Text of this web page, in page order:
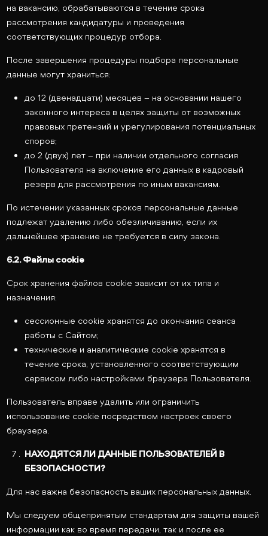
на вакансию, обрабатываются в течение срока
рассмотрения кандидатуры и проведения
соответствующих процедур отбора.
После завершения процедуры подбора персональные
данные могут храниться:
до 12 (двенадцати) месяцев – на основании нашего
законного интереса в целях защиты от возможных
правовых претензий и урегулирования потенциальных
споров;
до 2 (двух) лет – при наличии отдельного согласия
Пользователя на включение его данных в кадровый
резерв для рассмотрения по иным вакансиям.
По истечении указанных сроков персональные данные
подлежат удалению либо обезличиванию, если их
дальнейшее хранение не требуется в силу закона.
6.2. Файлы cookie
Срок хранения файлов cookie зависит от их типа и
назначения:
сессионные cookie хранятся до окончания сеанса
работы с Сайтом;
технические и аналитические cookie хранятся в
течение срока, установленного соответствующим
сервисом либо настройками браузера Пользователя.
Пользователь вправе удалить или ограничить
использование cookie посредством настроек своего
браузера.
НАХОДЯТСЯ ЛИ ДАННЫЕ ПОЛЬЗОВАТЕЛЕЙ В
БЕЗОПАСНОСТИ?
Для нас важна безопасность ваших персональных данных.
Мы следуем общепринятым стандартам для защиты вашей
информации как во время передачи, так и после ее